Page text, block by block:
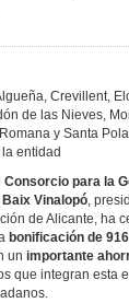
Crevillent,
de las Nieves,
y Santa
entidad
Consorcio para la
Vinalopó,
de Alicante, ha
bonificación de
un importante
que integran esta